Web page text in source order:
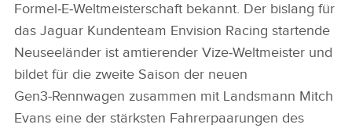
Formel‑E‑Weltmeisterschaft bekannt. Der bislang für
das Jaguar Kundenteam Envision Racing startende
Neuseeländer ist amtierender Vize‑Weltmeister und
bildet für die zweite Saison der neuen
Gen3‑Rennwagen zusammen mit Landsmann Mitch
Evans eine der stärksten Fahrerpaarungen des